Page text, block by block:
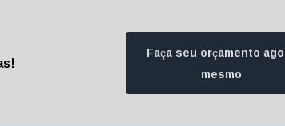
Faça seu orçamento
mesmo